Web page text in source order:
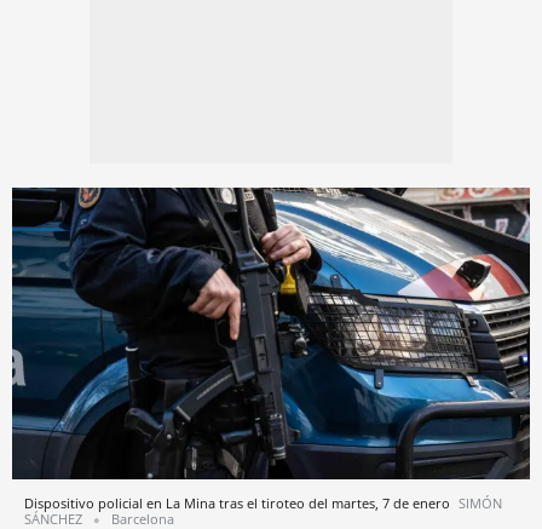
Dispositivo policial en La Mina tras el tiroteo del martes, 7 de enero SIMÓN
SÁNCHEZ
Barcelona